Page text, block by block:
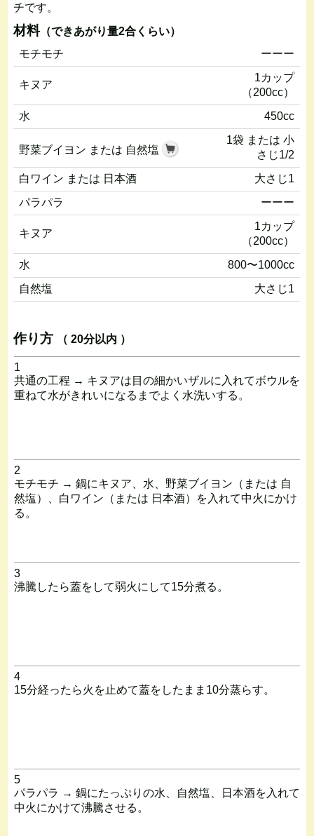
チです。
材料（できあがり量2合くらい）
モチモチ
ーーー
キヌア
1カップ
（200cc）
水
450cc
野菜ブイヨン または 自然塩
1袋 または 小
さじ1/2
白ワイン または 日本酒
大さじ1
パラパラ
ーーー
キヌア
1カップ
（200cc）
水
800〜1000cc
自然塩
大さじ1
作り方 （ 20分以内 ）
1
共通の工程 → キヌアは目の細かいザルに入れてボウルを
重ねて水がきれいになるまでよく水洗いする。
2
モチモチ → 鍋にキヌア、水、野菜ブイヨン（または 自
然塩）、白ワイン（または 日本酒）を入れて中火にかけ
る。
3
沸騰したら蓋をして弱火にして15分煮る。
4
15分経ったら火を止めて蓋をしたまま10分蒸らす。
5
パラパラ → 鍋にたっぷりの水、自然塩、日本酒を入れて
中火にかけて沸騰させる。